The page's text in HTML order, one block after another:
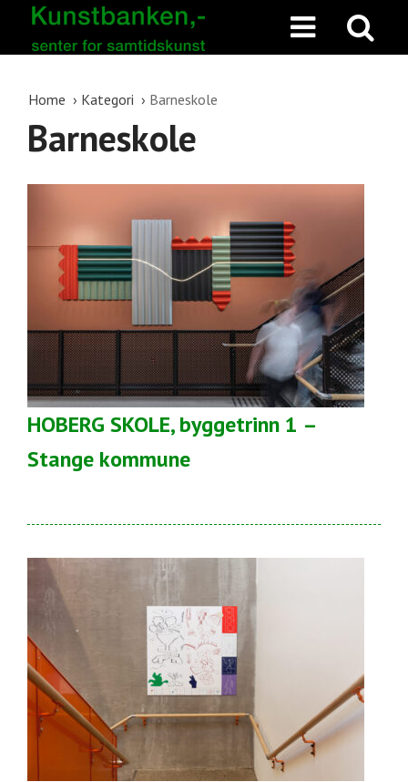
Home Kategori Barneskole
Barneskole
HOBERG SKOLE, byggetrinn 1 –
Stange kommune